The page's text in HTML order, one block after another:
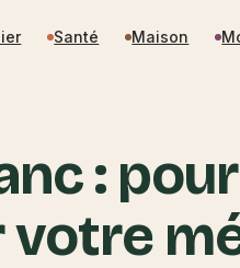
Santé Maison
: